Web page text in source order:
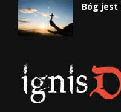
Bóg jest